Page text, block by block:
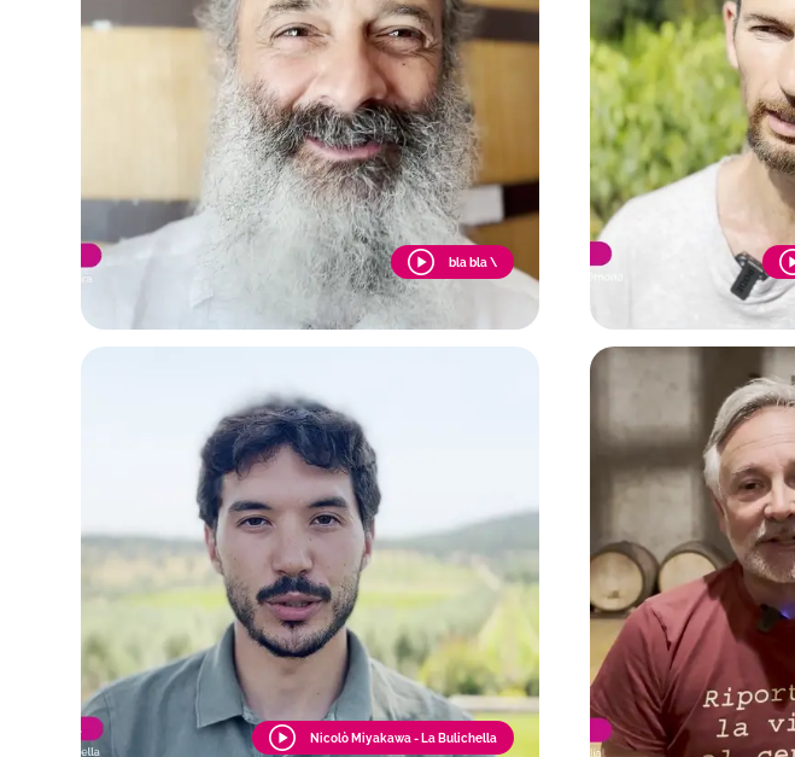
bla bla \
Nicolò Miyakawa - La Bulichella